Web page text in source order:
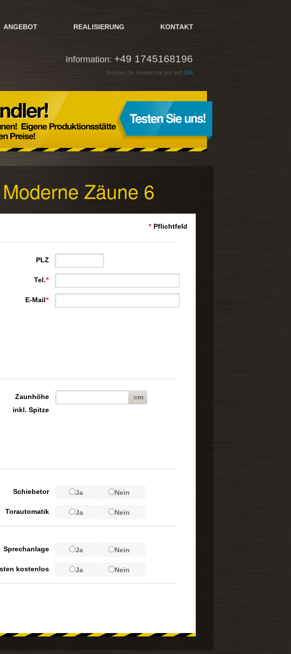
ANGEBOT REALISIERUNG KONTAKT
Information: +49 1745168196
Nehmen Sie Kontakt mit uns auf! 24h
Zäune 6
*Pflichtfeld
PLZ
Tel.*
E-Mail*
Zaunhöhe
inkl. Spitze
cm
Schiebetor Ja Nein
Torautomatik Ja Nein
Sprechanlage Ja Nein
kostenlos Ja Nein